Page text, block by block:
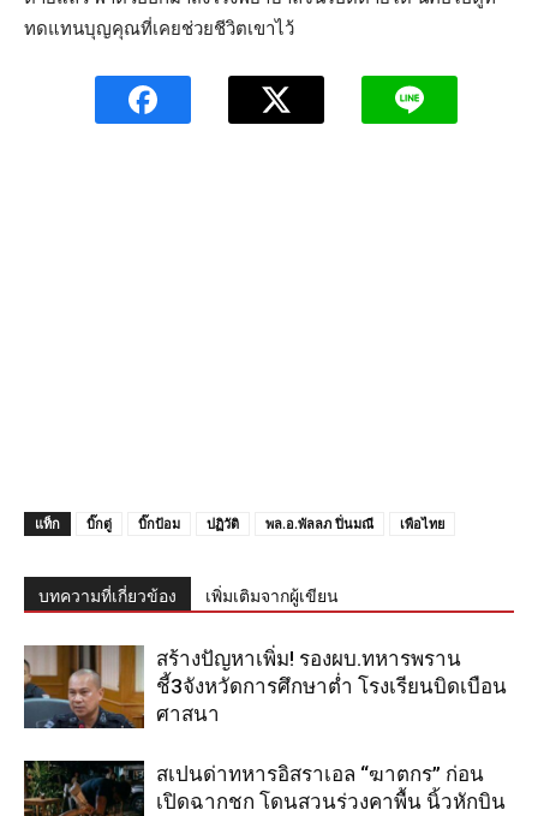
ทดแทนบุญคุณที่เคยช่วยชีวิตเขาไว้
แท็ก บิ๊กตู่ บิ๊กป้อม ปฏิวัติ พล.อ.พัลลภ ปิ่นมณี เพือไทย
บทความที่เกี่ยวข้อง เพิ่มเติมจากผู้เขียน
สร้างปัญหาเพิ่ม! รองผบ.ทหารพราน
ชี้3จังหวัดการศึกษาต่ำ โรงเรียนบิดเบือน
ศาสนา
สเปนด่าทหารอิสราเอล “ฆาตกร” ก่อน
เปิดฉากชก โดนสวนร่วงคาพื้น นิ้วหักบิน